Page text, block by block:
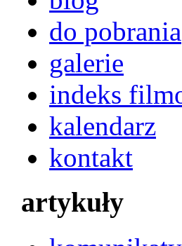
do pobrania
galerie
indeks
kalendarz
kontakt
artykuły